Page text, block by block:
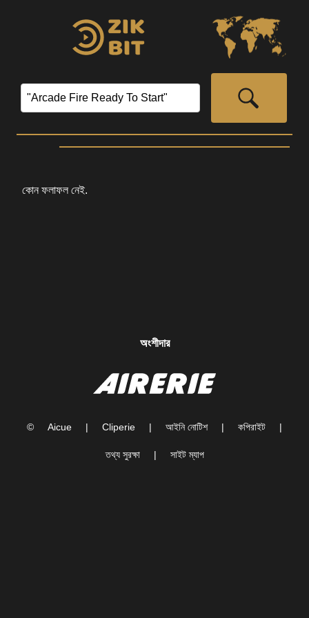
কোন ফলাফল নেই.
অংশীদার
© Aicue | Cliperie | আইনি নোটিশ | কপিরাইট |
তথ্য সুরক্ষা | সাইট ম্যাপ